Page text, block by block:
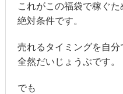
これがこの福袋で稼ぐた
絶対条件です。
売れるタイミングを自分
全然だいじょうぶです。
でも